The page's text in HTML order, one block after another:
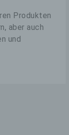
Produkten
aber auch
und